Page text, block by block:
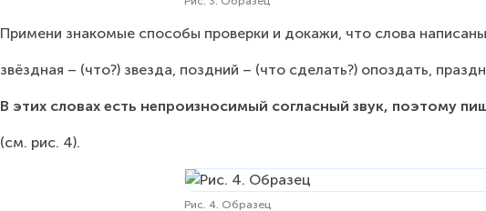
Примени знакомые способы проверки и докажи, что слова
звёздная – (что?) звезда, поздний – (что сделать?) опоздать,
В этих словах есть непроизносимый согласный звук, поэтому
(см. рис. 4).
Рис. 4. Образец